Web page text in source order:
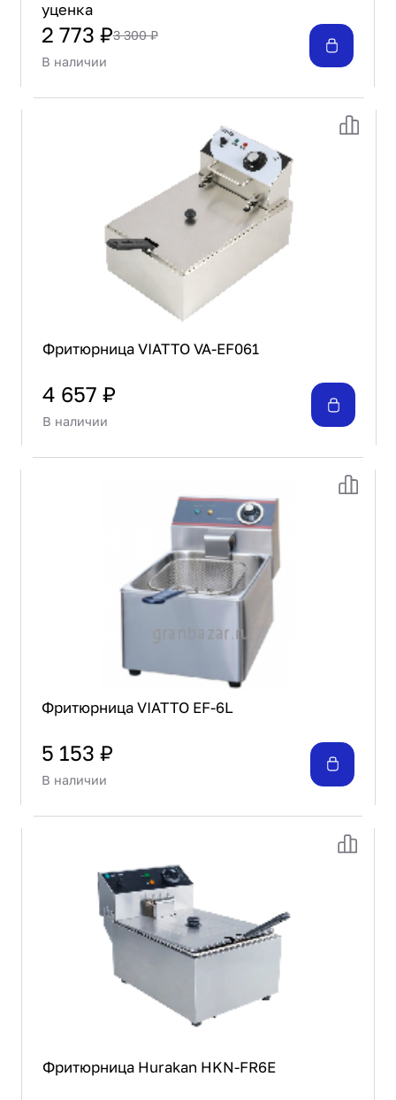
уценка
2 773 ₽3 300 ₽
В наличии
Фритюрница VIATTO VA-EF061
4 657 ₽
В наличии
Фритюрница VIATTO EF-6L
5 153 ₽
В наличии
Фритюрница Hurakan HKN-FR6E